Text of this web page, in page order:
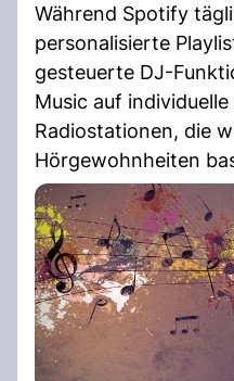
Während Spotify
personalisierte
gesteuerte DJ-
Music auf
Radiostationen, die
Hörgewohnheiten